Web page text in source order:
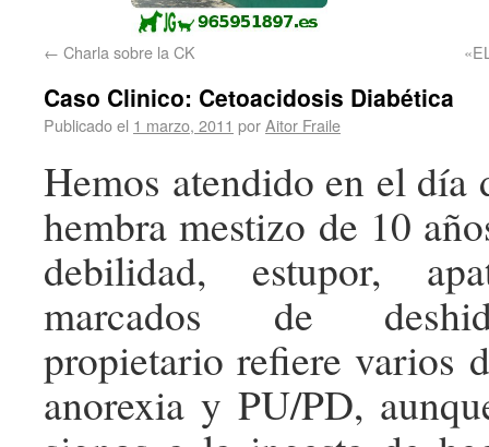
← Charla sobre la CK
Caso Clinico: Cetoacidosis Diabética
Publicado el 1 marzo, 2011 porAitor Fraile
Hemos atendido en el día
hembra mestizo de 10
debilidad, estupor,
marcados de
propietario refiere varios
anorexia y PU/PD,